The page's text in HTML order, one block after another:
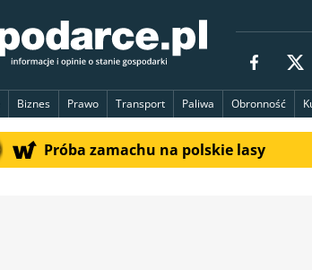
Biznes Prawo Transport Paliwa Obronność
Próba zamachu na polskie lasy